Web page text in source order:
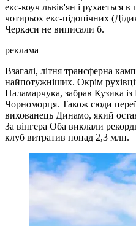
екс-коуч львів'ян і рухається
чотирьох екс-підопічних
Черкаси не виписали б.
реклама
Взагалі, літня трансферна
найпотужніших. Окрім
Паламарчука, забрав Кузика
Чорноморця. Також сюди
вихованець Динамо, який
За вінгера Оба виклали
клуб витратив понад 2,3 млн.